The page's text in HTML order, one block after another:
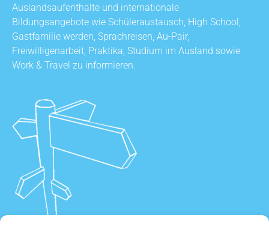
Auslandsaufenthalte und internationale
Bildungsangebote wie Schüleraustausch, High School,
Gastfamilie werden, Sprachreisen, Au-Pair,
Freiwilligenarbeit, Praktika, Studium im Ausland sowie
Work & Travel zu informieren.